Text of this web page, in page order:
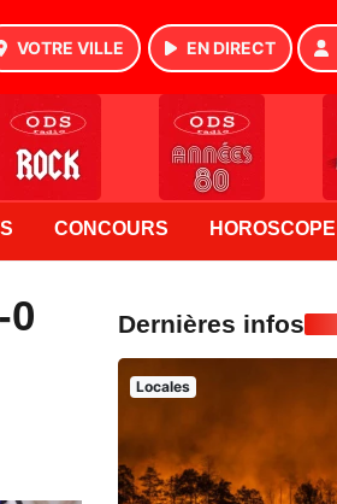
VOTRE VILLE EN DIRECT
CONCOURS HOROSCOPE
0
Dernières infos
Locales